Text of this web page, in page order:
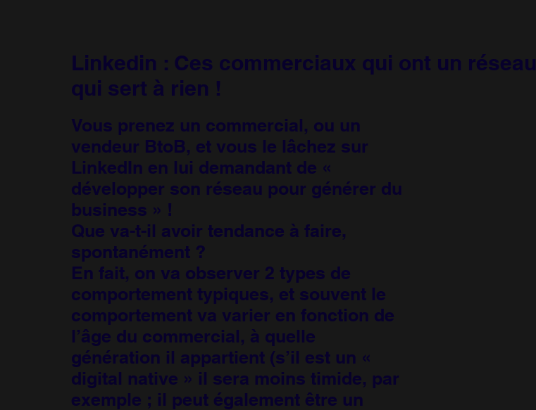
Linkedin : Ces commerciaux qui ont un réseau
qui sert à rien !
Vous prenez un commercial, ou un
vendeur BtoB, et vous le lâchez sur
LinkedIn en lui demandant de «
développer son réseau pour générer du
business » !
Que va-t-il avoir tendance à faire,
spontanément ?
En fait, on va observer 2 types de
comportement typiques, et souvent le
comportement va varier en fonction de
l’âge du commercial, à quelle
génération il appartient (s’il est un «
digital native » il sera moins timide, par
exemple ; il peut également être un